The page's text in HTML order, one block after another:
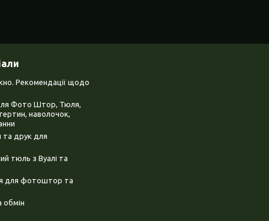
Рекомендації щодо
Фото Штор, Тюля,
наволочок,
та друк для
тюль з Вуалі та
для фотоштор та
обмін